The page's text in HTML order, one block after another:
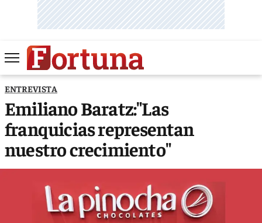
ENTREVISTA
Emiliano Baratz:"Las
franquicias representan
nuestro crecimiento"